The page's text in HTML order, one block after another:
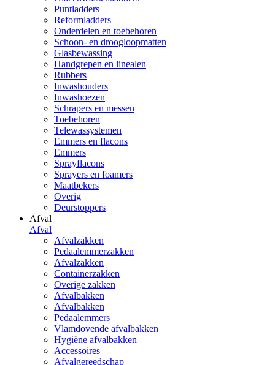
Puntladders
Reformladders
Onderdelen en toebehoren
Schoon- en droogloopmatten
Glasbewassing
Handgrepen en linealen
Rubbers
Inwashouders
Inwashoezen
Schrapers en messen
Toebehoren
Telewassystemen
Emmers en flacons
Emmers
Sprayflacons
Sprayers en foamers
Maatbekers
Overig
Deurstoppers
Afval
Afval
Afvalzakken
Pedaalemmerzakken
Afvalzakken
Containerzakken
Overige zakken
Afvalbakken
Afvalbakken
Pedaalemmers
Vlamdovende afvalbakken
Hygiëne afvalbakken
Accessoires
Afvalgereedschap